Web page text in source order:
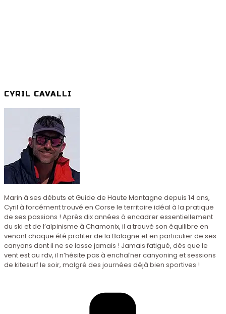
CYRIL CAVALLI
Marin à ses débuts et Guide de Haute Montagne depuis 14 ans,
Cyril à forcément trouvé en Corse le territoire idéal à la pratique
de ses passions ! Après dix années à encadrer essentiellement
du ski et de l’alpinisme à Chamonix, il a trouvé son équilibre en
venant chaque été profiter de la Balagne et en particulier de ses
canyons dont il ne se lasse jamais ! Jamais fatigué, dès que le
vent est au rdv, il n’hésite pas à enchaîner canyoning et sessions
de kitesurf le soir, malgré des journées déjà bien sportives !